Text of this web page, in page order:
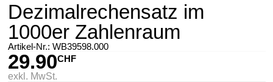
Dezimalrechensatz im
1000er Zahlenraum
Artikel-Nr.: WB39598.000
29.90CHF
exkl. MwSt.